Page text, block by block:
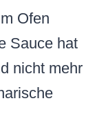
Ofen
Sauce hat
nicht mehr